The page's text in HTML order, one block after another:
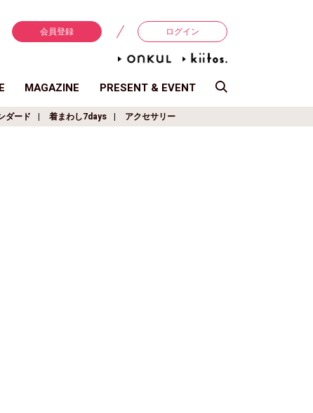
会員登録 ログイン
MAGAZINE PRESENT & EVENT
ダード 着まわし7days アクセサリー